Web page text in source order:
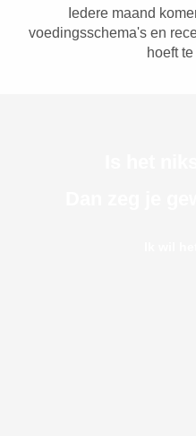
Iedere maand
voedingsschema's en
hoeft